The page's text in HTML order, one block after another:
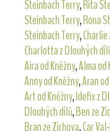
Steinbach Terry,Rita
Steinbach Terry,Rona
Steinbach Terry,
Charlotta z Dlouhých
Aira od Kněžny,Alma od
Anny od Kněžny,Aran
Art od Kněžny,Idefix z
Dlouhých dílů,Ben ze
Bran ze Zíchova,Car